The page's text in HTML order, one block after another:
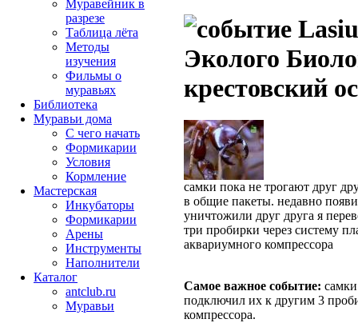
Эколого
крестовский
самки пока не трогают друг
в общие пакеты. недавно
уничтожили друг друга я
три пробирки через систему
аквариумного компрессора
Самое важное событие:
подключил их к другим 3
компрессора.
Муравейник в
разрезе
Таблица лёта
Методы
изучения
Фильмы о
муравьях
Библиотека
Муравьи дома
С чего начать
Формикарии
Условия
Кормление
Мастерская
Инкубаторы
Формикарии
Арены
Инструменты
Наполнители
Каталог
antclub.ru
Муравьи